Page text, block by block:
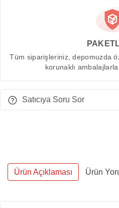
Tüm siparişleriniz, depomuzda
korunaklı
Satıcıya Soru Sor
Ürün Açıklaması Ürün